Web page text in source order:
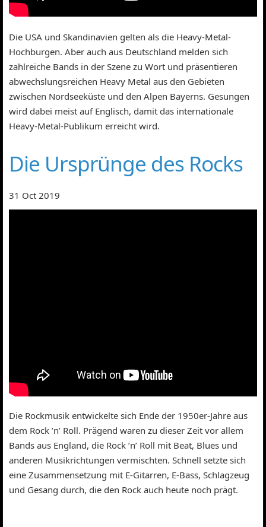
Die USA und Skandinavien gelten als die Heavy-Metal-
Hochburgen. Aber auch aus Deutschland melden sich
zahlreiche Bands in der Szene zu Wort und präsentieren
abwechslungsreichen Heavy Metal aus den Gebieten
zwischen Nordseeküste und den Alpen Bayerns. Gesungen
wird dabei meist auf Englisch, damit das internationale
Heavy-Metal-Publikum erreicht wird.
Die Ursprünge des Rocks
31 Oct 2019
Die Rockmusik entwickelte sich Ende der 1950er-Jahre aus
dem Rock ’n’ Roll. Prägend waren zu dieser Zeit vor allem
Bands aus England, die Rock ’n’ Roll mit Beat, Blues und
anderen Musikrichtungen vermischten. Schnell setzte sich
eine Zusammensetzung mit E-Gitarren, E-Bass, Schlagzeug
und Gesang durch, die den Rock auch heute noch prägt.